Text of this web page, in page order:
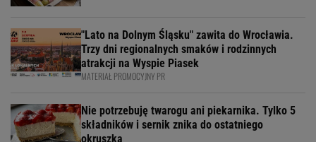
"Lato na Dolnym Śląsku" zawita do Wrocławia.
Trzy dni regionalnych smaków i rodzinnych
atrakcji na Wyspie Piasek
MATERIAŁ PROMOCYJNY PR
Nie potrzebuję twarogu ani piekarnika. Tylko 5
składników i sernik znika do ostatniego
okruszka